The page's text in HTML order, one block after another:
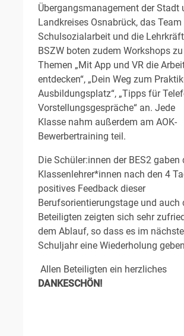
Übergangsmanagement der Stadt
Landkreises Osnabrück, das Team
Schulsozialarbeit und die
BSZW boten zudem Workshops
Themen „Mit App und VR die
entdecken“, „Dein Weg zum
Ausbildungsplatz“, „Tipps für
Vorstellungsgespräche“ an. Jede
Klasse nahm außerdem am AOK-
Bewerbertraining teil.
Die Schüler:innen der BES2 gaben
Klassenlehrer*innen nach den 4
positives Feedback dieser
Berufsorientierungstage und auch
Beteiligten zeigten sich sehr
dem Ablauf, so dass es im
Schuljahr eine Wiederholung
Allen Beteiligten ein herzliches
DANKESCHÖN!